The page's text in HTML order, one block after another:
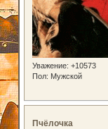
Уважение: +10573
Пол: Мужской
Пчёлочка